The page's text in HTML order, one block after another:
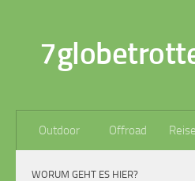
Outdoor Offroad
WORUM GEHT ES HIER?